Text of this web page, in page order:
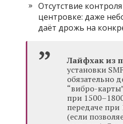
Отсутствие
центровке: даже
даёт дрожь на
Лайфхак из
установки
обязательно
“вибро-
при
передаче
(если